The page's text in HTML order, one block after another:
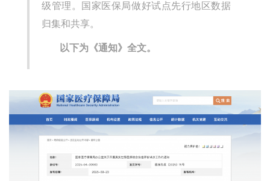
级管理。国家医保局做好试点先行地区数据
归集和共享。
以下为《通知》全文。